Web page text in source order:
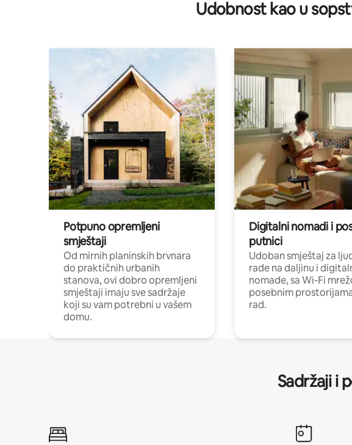
Udobnost kao u
Potpuno opremljeni
smještaji
Od mirnih planinskih brvnara
do praktičnih urbanih
stanova, ovi dobro opremljeni
smještaji imaju sve sadržaje
koji su vam potrebni u vašem
domu.
Digitalni nomadi i
putnici
Udoban smještaj za
rade na daljinu i
nomade, sa Wi-Fi
posebnim
rad.
Sadržaji i